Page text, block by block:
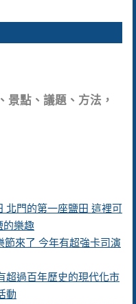
景點、議題、方法，
北門的第一座鹽田 這裡可
的樂趣
節來了 今年有超強卡司演
超過百年歷史的現代化市
動